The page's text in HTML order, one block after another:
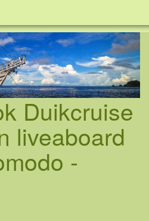
Duikcruise
liveaboard
-